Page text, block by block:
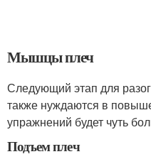
Мышцы плеч
Следующий этап для
также нуждаются в
упражнений будет чуть
Подъем плеч